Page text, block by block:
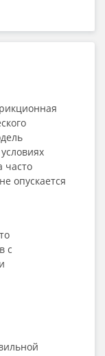
часто
опускается
с